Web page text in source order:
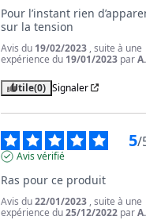
Pour l’instant rien
sur la tension
Avis du 19/02/2023 , suite à une
expérience du 19/01/2023 par
Utile(0) Signaler
5/
Avis vérifié
Ras pour ce produit
Avis du22/01/2023 , suite à une
expérience du25/12/2022 par